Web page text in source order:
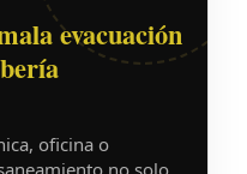
evacuación
oficina o
no solo